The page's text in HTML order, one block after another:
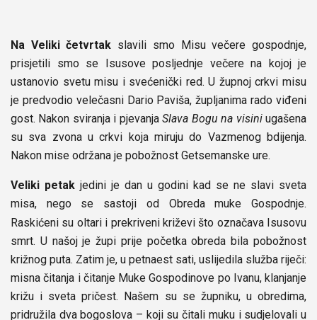
Na Veliki četvrtak slavili smo Misu večere gospodnje,
prisjetili smo se Isusove posljednje večere na kojoj je
ustanovio svetu misu i svećenički red. U župnoj crkvi misu
je predvodio velečasni Dario Paviša, župljanima rado viđeni
gost. Nakon sviranja i pjevanjaSlava Bogu na visiniugašena
su sva zvona u crkvi koja miruju do Vazmenog bdijenja.
Nakon mise održana je pobožnost Getsemanske ure.
Veliki petak jedini je dan u godini kad se ne slavi sveta
misa, nego se sastoji od Obreda muke Gospodnje.
Raskićeni su oltari i prekriveni križevi što označava Isusovu
smrt. U našoj je župi prije početka obreda bila pobožnost
križnog puta. Zatim je, u petnaest sati, uslijedila služba riječi:
misna čitanja i čitanje Muke Gospodinove po Ivanu, klanjanje
križu i sveta pričest. Našem su se župniku, u obredima,
pridružila dva bogoslova – koji su čitali muku i sudjelovali u